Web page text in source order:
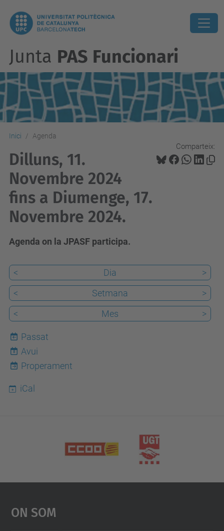
Junta PAS Funcionari
Inici Agenda
Comparteix:
Dilluns, 11.
Novembre 2024
fins a Diumenge, 17.
Novembre 2024.
Agenda on la JPASF participa.
< Dia
>
<
Setmana
>
<
Mes >
Passat
8
Avui
Properament
iCal
On Som